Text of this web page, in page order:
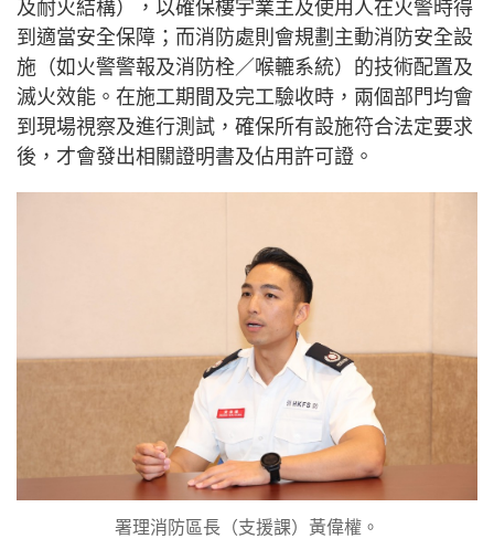
及耐火結構），以確保樓宇業主及使用人在火警時得
到適當安全保障；而消防處則會規劃主動消防安全設
施（如火警警報及消防栓／喉轆系統）的技術配置及
滅火效能。在施工期間及完工驗收時，兩個部門均會
到現場視察及進行測試，確保所有設施符合法定要求
後，才會發出相關證明書及佔用許可證。
署理消防區長（支援課）黃偉權。